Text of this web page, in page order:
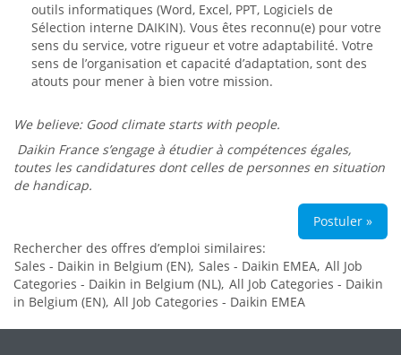
outils informatiques (Word, Excel, PPT, Logiciels de
Sélection interne DAIKIN). Vous êtes reconnu(e) pour votre
sens du service, votre rigueur et votre adaptabilité. Votre
sens de l’organisation et capacité d’adaptation, sont des
atouts pour mener à bien votre mission.
We believe: Good climate starts with people.
Daikin France s’engage à étudier à compétences égales,
toutes les candidatures dont celles de personnes en situation
de handicap.
Postuler »
Rechercher des offres d’emploi similaires:
Sales - Daikin in Belgium (EN), Sales - Daikin EMEA, All Job
Categories - Daikin in Belgium (NL), All Job Categories - Daikin
in Belgium (EN), All Job Categories - Daikin EMEA